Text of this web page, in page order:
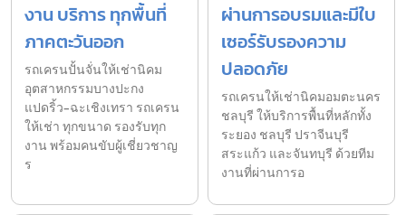
งาน บริการ ทุกพื้นที่
ภาคตะวันออก
รถเครนปั้นจั่นให้เช่านิคม
อุตสาหกรรมบางปะกง
แปดริ้ว-ฉะเชิงเทรา รถเครน
ให้เช่า ทุกขนาด รองรับทุก
งาน พร้อมคนขับผู้เชี่ยวชาญ
ร
ผ่านการอบรมและมีใบ
เซอร์รับรองความ
ปลอดภัย
รถเครนให้เช่านิคมอมตะนคร
ชลบุรี ให้บริการพื้นที่หลักทั้ง
ระยอง ชลบุรี ปราจีนบุรี
สระแก้ว และจันทบุรี ด้วยทีม
งานที่ผ่านการอ